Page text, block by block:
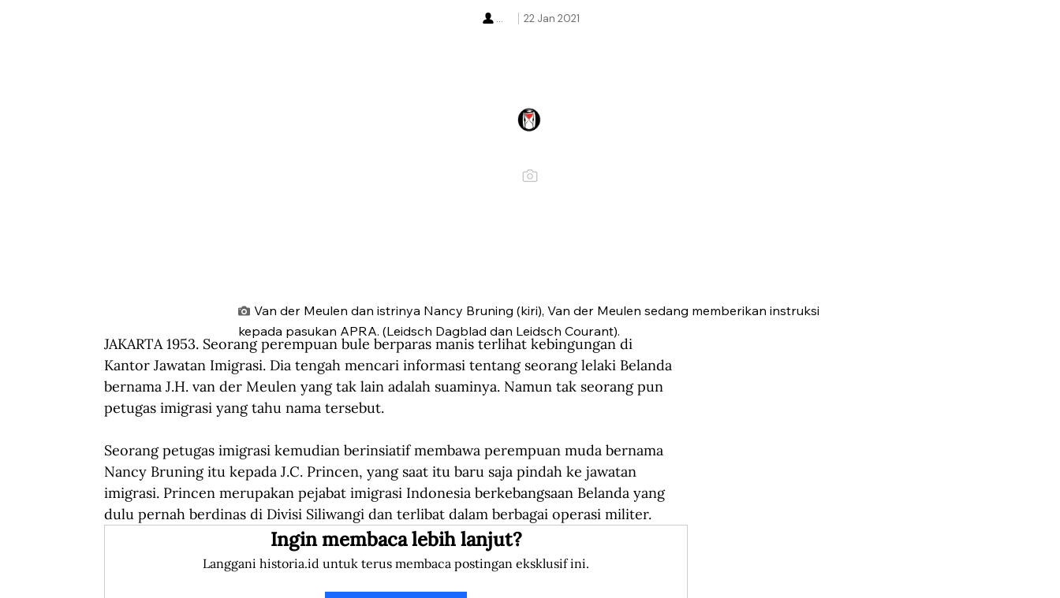
22 Jan 2021
...
Van der Meulen dan istrinya Nancy Bruning (kiri), Van der Meulen sedang memberikan instruksi
kepada pasukan APRA. (Leidsch Dagblad dan Leidsch Courant).
JAKARTA 1953. Seorang perempuan bule berparas manis terlihat kebingungan di
Kantor Jawatan Imigrasi. Dia tengah mencari informasi tentang seorang lelaki Belanda
bernama J.H. van der Meulen yang tak lain adalah suaminya. Namun tak seorang pun
petugas imigrasi yang tahu nama tersebut.
Seorang petugas imigrasi kemudian berinsiatif membawa perempuan muda bernama
Nancy Bruning itu kepada J.C. Princen, yang saat itu baru saja pindah ke jawatan
imigrasi. Princen merupakan pejabat imigrasi Indonesia berkebangsaan Belanda yang
dulu pernah berdinas di Divisi Siliwangi dan terlibat dalam berbagai operasi militer.
Ingin membaca lebih lanjut?
Langgani historia.id untuk terus membaca postingan eksklusif ini.